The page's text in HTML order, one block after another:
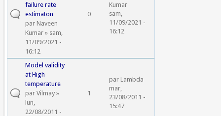
failure rate
estimaton
parNaveen
Kumar » sam,
11/09/2021 -
16:12
0
Kumar
sam,
11/09/2021 -
16:12
Model validity
at High
temperature
parVilmay »
lun,
22/08/2011 -
1
parLambda
mar,
23/08/2011 -
15:47